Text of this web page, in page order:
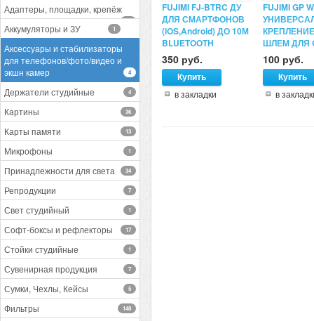
Адаптеры, площадки, крепёж
13
Аккумуляторы и ЗУ 1
Аксессуары и стабилизаторы
для телефонов/фото/видео и
экшн камер
4
Держатели студийные 4
Картины 36
Карты памяти 13
Микрофоны 1
Принадлежности для света 34
Репродукции 7
Свет студийный 1
Софт-боксы и рефлекторы 17
Стойки студийные 1
Сувенирная продукция 7
Сумки, Чехлы, Кейсы 5
Фильтры 148
FUJIMI FJ-BTRC ДУ
ДЛЯ СМАРТФОНОВ
(iOS,Android) ДО 10М
BLUETOOTH
350 руб.
в закладки
FUJIMI GP
ШЛЕМ ДЛЯ
100 руб.
в